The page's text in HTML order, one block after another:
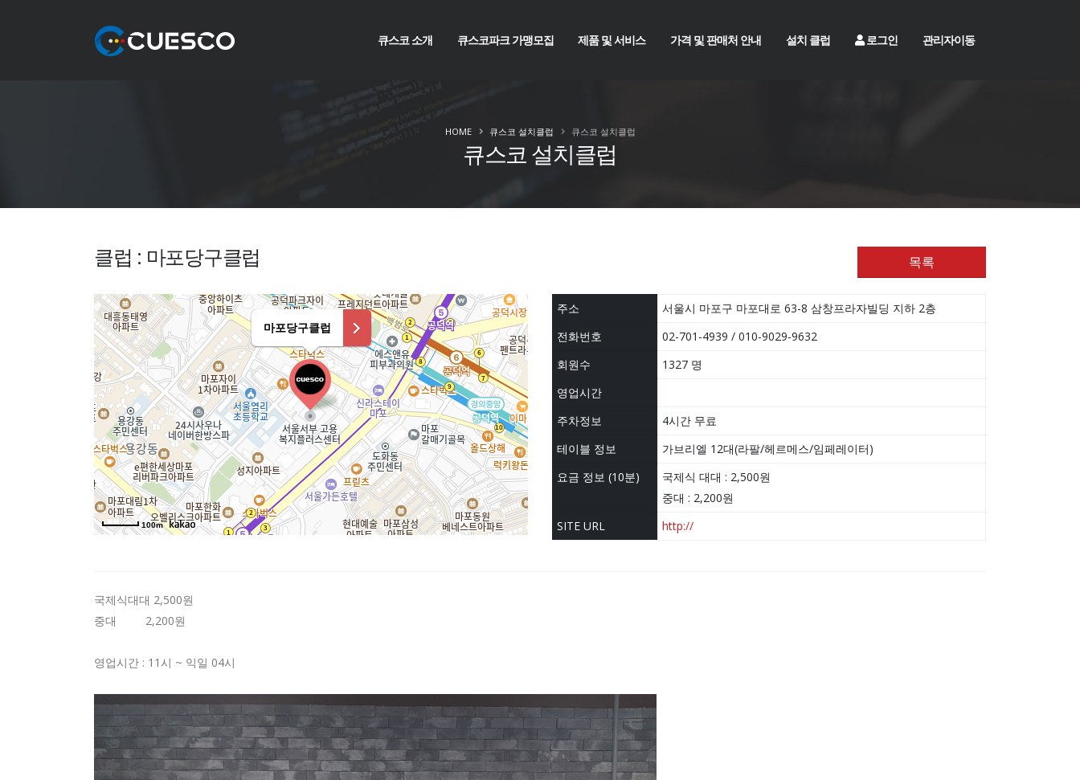
큐스코 소개 큐스코파크 가맹모집 제품 및 서비스 가격 및 판매처 안내 설치 클럽 로그인 관리자이동
큐스코 설치클럽
HOME 큐스코 설치클럽 큐스코 설치클럽
클럽 : 마포당구클럽 목록
마포당구클럽
100m
주소
서울시 마포구 마포대로 63-8 삼창프라자빌딩 지하 2층
전화번호
02-701-4939 / 010-9029-9632
회원수
1327 명
영업시간
주차정보
4시간 무료
테이블 정보
가브리엘 12대(라팔/헤르메스/임페레이터)
요금 정보 (10분)
국제식 대대 : 2,500원
중대 : 2,200원
SITE URL
http://
국제식대대 2,500원
중대 2,200원
영업시간 : 11시 ~ 익일 04시